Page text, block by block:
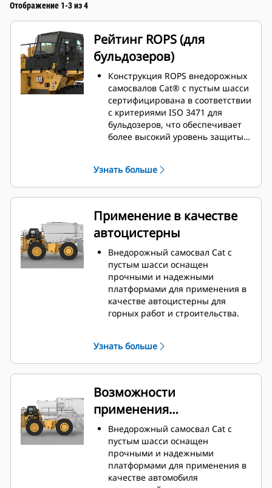
Отображение 1-3 из 4
Рейтинг ROPS (для
бульдозеров)
Конструкция ROPS внедорожных
самосвалов Cat® с пустым шасси
сертифицирована в соответствии
с критериями ISO 3471 для
бульдозеров, что обеспечивает
более высокий уровень защиты
Узнать больше
Применение в качестве
автоцистерны
Внедорожный самосвал Cat с
пустым шасси оснащен
прочными и надежными
платформами для применения в
качестве автоцистерны для
горных работ и строительства.
идеальное решение для
пылеподавления, дорожного
строительства,
других областей применения.
Компания Caterpillar
сотрудничает с производителями
оборудования по всему миру,
чтобы подобрать подходящие
машины с пустым шасси для
использования в качестве
автоцистерны, и предлагает
Узнать больше
Возможности
применения
автомобилей
технической помощи
Внедорожный самосвал Cat с
пустым шасси оснащен
прочными и надежными
платформами для применения в
качестве автомобиля